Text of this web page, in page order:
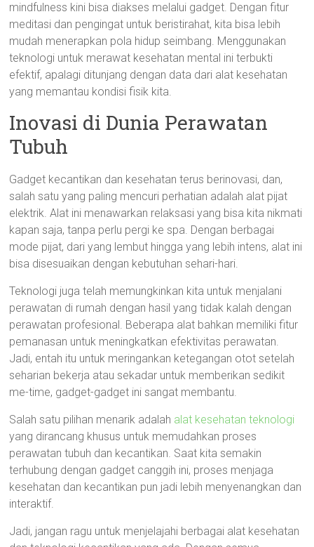
mindfulness kini bisa diakses melalui gadget. Dengan fitur
meditasi dan pengingat untuk beristirahat, kita bisa lebih
mudah menerapkan pola hidup seimbang. Menggunakan
teknologi untuk merawat kesehatan mental ini terbukti
efektif, apalagi ditunjang dengan data dari alat kesehatan
yang memantau kondisi fisik kita.
Inovasi di Dunia Perawatan
Tubuh
Gadget kecantikan dan kesehatan terus berinovasi, dan,
salah satu yang paling mencuri perhatian adalah alat pijat
elektrik. Alat ini menawarkan relaksasi yang bisa kita nikmati
kapan saja, tanpa perlu pergi ke spa. Dengan berbagai
mode pijat, dari yang lembut hingga yang lebih intens, alat ini
bisa disesuaikan dengan kebutuhan sehari-hari.
Teknologi juga telah memungkinkan kita untuk menjalani
perawatan di rumah dengan hasil yang tidak kalah dengan
perawatan profesional. Beberapa alat bahkan memiliki fitur
pemanasan untuk meningkatkan efektivitas perawatan.
Jadi, entah itu untuk meringankan ketegangan otot setelah
seharian bekerja atau sekadar untuk memberikan sedikit
me-time, gadget-gadget ini sangat membantu.
Salah satu pilihan menarik adalah alat kesehatan teknologi
yang dirancang khusus untuk memudahkan proses
perawatan tubuh dan kecantikan. Saat kita semakin
terhubung dengan gadget canggih ini, proses menjaga
kesehatan dan kecantikan pun jadi lebih menyenangkan dan
interaktif.
Jadi, jangan ragu untuk menjelajahi berbagai alat kesehatan